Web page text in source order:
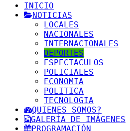
INICIO
NOTICIAS
LOCALES
NACIONALES
INTERNACIONALES
DEPORTES
ESPECTACULOS
POLICIALES
ECONOMIA
POLITICA
TECNOLOGIA
QUIENES SOMOS?
GALERÍA DE IMÁGENES
PROGRAMACIÓN